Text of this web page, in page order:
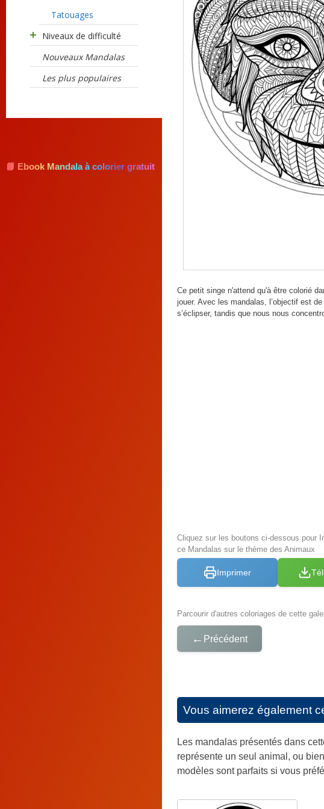
Ce petit singe n'attend qu'à être colorié
jouer. Avec les mandalas, l’objectif est
s’éclipser, tandis que nous nous
Cliquez sur les boutons ci-dessous pour
ce Mandalas sur le thème des Animaux
Imprimer
Parcourir d'autres coloriages de cette
← Précédent
Vous aimerez également
Les mandalas présentés dans
représente un seul animal, ou
modèles sont parfaits si vous
Tatouages
Niveaux de difficulté
Nouveaux Mandalas
Les plus populaires
📘 Ebook Mandala à colorier gratuit